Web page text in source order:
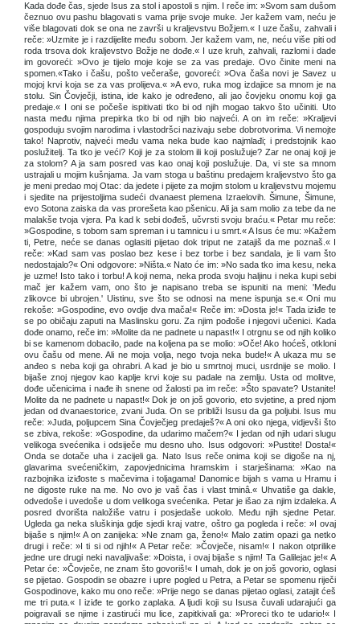
Kada dođe čas, sjede Isus za stol i apostoli s njim. I reče im: »Svom sam dušom
čeznuo ovu pashu blagovati s vama prije svoje muke. Jer kažem vam, neću je
više blagovati dok se ona ne završi u kraljevstvu Božjem.« I uze čašu, zahvali i
reče: »Uzmite je i razdijelite među sobom. Jer kažem vam, ne, neću više piti od
roda trsova dok kraljevstvo Božje ne dođe.« I uze kruh, zahvali, razlomi i dade
im govoreći: »Ovo je tijelo moje koje se za vas predaje. Ovo činite meni na
spomen.«Tako i čašu, pošto večeraše, govoreći: »Ova čaša novi je Savez u
mojoj krvi koja se za vas prolijeva.« »A evo, ruka mog izdajice sa mnom je na
stolu. Sin Čovječji, istina, ide kako je određeno, ali jao čovjeku onomu koji ga
predaje.« I oni se počeše ispitivati tko bi od njih mogao takvo što učiniti. Uto
nasta među njima prepirka tko bi od njih bio najveći. A on im reče: »Kraljevi
gospoduju svojim narodima i vlastodršci nazivaju sebe dobrotvorima. Vi nemojte
tako! Naprotiv, najveći među vama neka bude kao najmlađi; i predstojnik kao
poslužitelj. Ta tko je veći? Koji je za stolom ili koji poslužuje? Zar ne onaj koji je
za stolom? A ja sam posred vas kao onaj koji poslužuje. Da, vi ste sa mnom
ustrajali u mojim kušnjama. Ja vam stoga u baštinu predajem kraljevstvo što ga
je meni predao moj Otac: da jedete i pijete za mojim stolom u kraljevstvu mojemu
i sjedite na prijestoljima sudeći dvanaest plemena Izraelovih. Šimune, Šimune,
evo Sotona zaiska da vas prorešeta kao pšenicu. Ali ja sam molio za tebe da ne
malakše tvoja vjera. Pa kad k sebi dođeš, učvrsti svoju braću.« Petar mu reče:
»Gospodine, s tobom sam spreman i u tamnicu i u smrt.« A Isus će mu: »Kažem
ti, Petre, neće se danas oglasiti pijetao dok triput ne zatajiš da me poznaš.« I
reče: »Kad sam vas poslao bez kese i bez torbe i bez sandala, je li vam što
nedostajalo?« Oni odgovore: »Ništa.« Nato će im: »No sada tko ima kesu, neka
je uzme! Isto tako i torbu! A koji nema, neka proda svoju haljinu i neka kupi sebi
mač jer kažem vam, ono što je napisano treba se ispuniti na meni: 'Među
zlikovce bi ubrojen.' Uistinu, sve što se odnosi na mene ispunja se.« Oni mu
rekoše: »Gospodine, evo ovdje dva mača!« Reče im: »Dosta je!« Tada iziđe te
se po običaju zaputi na Maslinsku goru. Za njim pođoše i njegovi učenici. Kada
dođe onamo, reče im: »Molite da ne padnete u napast!« I otrgnu se od njih koliko
bi se kamenom dobacilo, pade na koljena pa se molio: »Oče! Ako hoćeš, otkloni
ovu čašu od mene. Ali ne moja volja, nego tvoja neka bude!« A ukaza mu se
anđeo s neba koji ga ohrabri. A kad je bio u smrtnoj muci, usrdnije se molio. I
bijaše znoj njegov kao kaplje krvi koje su padale na zemlju. Usta od molitve,
dođe učenicima i nađe ih snene od žalosti pa im reče: »Što spavate? Ustanite!
Molite da ne padnete u napast!« Dok je on još govorio, eto svjetine, a pred njom
jedan od dvanaestorice, zvani Juda. On se približi Isusu da ga poljubi. Isus mu
reče: »Juda, poljupcem Sina Čovječjeg predaješ?« A oni oko njega, vidjevši što
se zbiva, rekoše: »Gospodine, da udarimo mačem?« I jedan od njih udari slugu
velikoga svećenika i odsiječe mu desno uho. Isus odgovori: »Pustite! Dosta!«
Onda se dotače uha i zacijeli ga. Nato Isus reče onima koji se digoše na nj,
glavarima svećeničkim, zapovjednicima hramskim i starješinama: »Kao na
razbojnika iziđoste s mačevima i toljagama! Danomice bijah s vama u Hramu i
ne digoste ruke na me. No ovo je vaš čas i vlast tminâ.« Uhvatiše ga dakle,
odvedoše i uvedoše u dom velikoga svećenika. Petar je išao za njim izdaleka. A
posred dvorišta naložiše vatru i posjedaše uokolo. Među njih sjedne Petar.
Ugleda ga neka sluškinja gdje sjedi kraj vatre, oštro ga pogleda i reče: »I ovaj
bijaše s njim!« A on zanijeka: »Ne znam ga, ženo!« Malo zatim opazi ga netko
drugi i reče: »I ti si od njih!« A Petar reče: »Čovječe, nisam!« I nakon otprilike
jedne ure drugi neki navaljivaše: »Doista, i ovaj bijaše s njim! Ta Galilejac je!« A
Petar će: »Čovječe, ne znam što govoriš!« I umah, dok je on još govorio, oglasi
se pijetao. Gospodin se obazre i upre pogled u Petra, a Petar se spomenu riječi
Gospodinove, kako mu ono reče: »Prije nego se danas pijetao oglasi, zatajit ćeš
me tri puta.« I iziđe te gorko zaplaka. A ljudi koji su Isusa čuvali udarajući ga
poigravali se njime i zastirući mu lice, zapitkivali ga: »Proreci tko te udario!« I